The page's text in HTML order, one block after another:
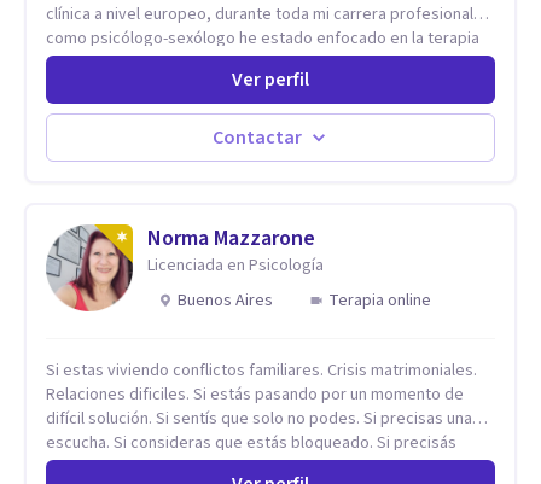
clínica a nivel europeo, durante toda mi carrera profesional
como psicólogo-sexólogo he estado enfocado en la terapia
sexual desde una perspectiva multidisciplinar BIO-PSICO-
SOCIAL ya que aunque las bases de mi trabajo son
psicológicas, si no se tienen en consideración otros factores
la terapia puede no funcionar al tener una visión demasiado
simplista, excluyendo de antemano otros factores que
como algo particular e intentando adaptarme a tu situación
personal concreta. En especial mi ámbito de trabajo es la
disfunción eréctil, la eyaculación precoz y la falta de deseo
tanto en mujeres como en hombres. La sexualidad es de
relación saludable de pareja.
Ver perfil
Contactar
Norma Mazzarone
Licenciada en Psicología
Buenos Aires
Terapia online
Si estas viviendo conflictos familiares. Crisis matrimoniales.
Relaciones dificiles. Si estás pasando por un momento de
difícil solución. Si sentís que solo no podes. Si precisas una
escucha. Si consideras que estás bloqueado. Si precisás
comprensión. Si no logras definir proyectos, objetivos,